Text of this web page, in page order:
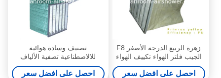
زهرة الربيع الدرجة الأصفر F8
الجيب فلتر الهواء تكييف الهواء
الثانوي
احصل على افضل سعر
تصنيف وسادة هوائية
للالاصطناعية تصفية الألياف
احصل على افضل سعر